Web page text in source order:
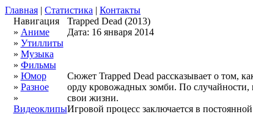
Главная | Статистика | Контакты
Навигация
» Аниме
» Утиллиты
» Музыка
» Фильмы
» Юмор
» Разное
»
Видеоклипы
Trapped Dead (2013)
Дата: 16 января 2014
Сюжет Trapped Dead рассказывает о том,
орду кровожадных зомби. По случайности,
свои жизни.
Игровой процесс заключается в